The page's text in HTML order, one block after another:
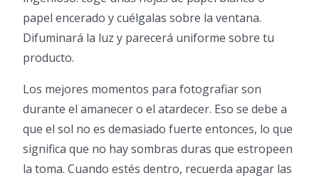
papel encerado y cuélgalas sobre la ventana.
Difuminará la luz y parecerá uniforme sobre tu
producto.
Los mejores momentos para fotografiar son
durante el amanecer o el atardecer. Eso se debe a
que el sol no es demasiado fuerte entonces, lo que
significa que no hay sombras duras que estropeen
la toma. Cuando estés dentro, recuerda apagar las